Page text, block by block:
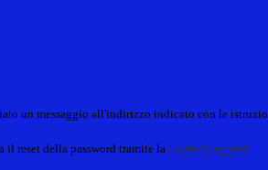
un messaggio all'indirizzo indicato con le
il reset della password tramite la Login Spaggiari